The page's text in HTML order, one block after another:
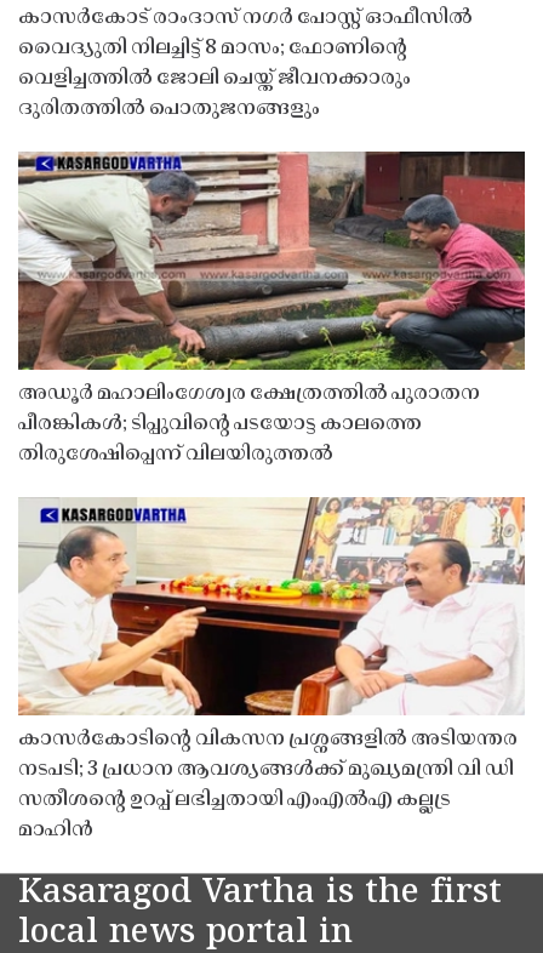
കാസർകോട് രാംദാസ് നഗർ പോസ്റ്റ് ഓഫീസിൽ
വൈദ്യുതി നിലച്ചിട്ട് 8 മാസം; ഫോണിൻ്റെ
വെളിച്ചത്തിൽ ജോലി ചെയ്ത് ജീവനക്കാരും
ദുരിതത്തിൽ പൊതുജനങ്ങളും
അഡൂർ മഹാലിംഗേശ്വര ക്ഷേത്രത്തിൽ പുരാതന
പീരങ്കികൾ; ടിപ്പുവിൻ്റെ പടയോട്ട കാലത്തെ
തിരുശേഷിപ്പെന്ന് വിലയിരുത്തൽ
കാസർകോടിൻ്റെ വികസന പ്രശ്നങ്ങളിൽ അടിയന്തര
നടപടി; 3 പ്രധാന ആവശ്യങ്ങൾക്ക് മുഖ്യമന്ത്രി വി ഡി
സതീശൻ്റെ ഉറപ്പ് ലഭിച്ചതായി എംഎൽഎ കല്ലട്ര
മാഹിൻ
Kasaragod Vartha is the first
local news portal in